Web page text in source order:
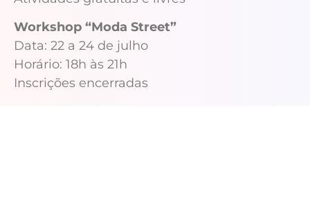
Workshop “Moda Street”
Data: 22 a 24 de julho
Horário: 18h às 21h
Inscrições encerradas